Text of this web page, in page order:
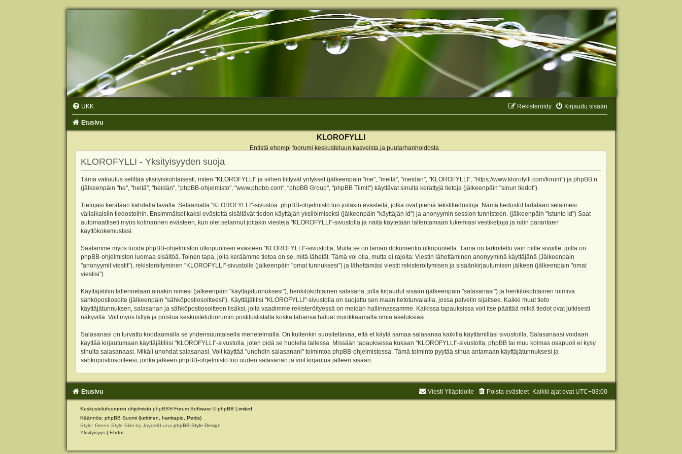
UKK Kirjaudu sisään
Rekisteröidy
Etusivu
KLOROFYLLI
Entistä ehompi foorumi keskusteluun kasveista ja puutarhanhoidosta
KLOROFYLLI - Yksityisyyden suoja
Tämä vakuutus selittää yksityiskohtaisesti, miten "KLOROFYLLI" ja siihen liittyvät yritykset (jälkeenpäin "me", "meitä", "meidän", "KLOROFYLLI", "https://www.klorofylli.com/forum") ja phpBB:n
(jälkeenpäin "he", "heitä", "heidän", "phpBB-ohjelmisto", "www.phpbb.com", "phpBB Group", "phpBB Tiimit") käyttävät sinulta kerättyjä tietoja (jälkeenpäin "sinun tiedot").
Tietojasi kerätään kahdella tavalla: Selaamalla "KLOROFYLLI"-sivustoa. phpBB-ohjelmisto luo joitakin evästeitä, jotka ovat pieniä tekstitiedostoja. Nämä tiedostot ladataan selaimesi
väliaikaisiin tiedostoihin. Ensimmäiset kaksi evästettä sisältävät tiedon käyttäjän yksilöimiseksi (jälkeenpäin "käyttäjän id") ja anonyymin session tunnisteen. (jälkeenpäin "istunto id") Saat
automaattiseti myös kolmannen evästeen, kun olet selannut joitakin viestejä "KLOROFYLLI"-sivustolla ja näitä käytetään tallentamaan lukemiasi vestiketjuja ja näin parantaen
käyttökokemustasi.
Saatamme myös luoda phpBB-ohjelmiston ulkopuolisen evästeen "KLOROFYLLI"-sivustolta, Mutta se on tämän dokumentin ulkopuolella. Tämä on tarkoitettu vain niille sivuille, joilla on
phpBB-ohjelmiston luomaa sisältöä. Toinen tapa, jolla keräämme tietoa on se, mitä lähetät. Tämä voi olla, mutta ei rajoita: Viestin lähettäminen anonyyminä käyttäjänä (Jälkeenpäin
"anonyymit viestit"), rekisteröityminen "KLOROFYLLI"-sivustolle (jälkeenpäin "omat tunnuksesi") ja lähettämäsi viestit rekisteröitymisen ja sisäänkirjautumisen jälkeen (jälkeenpäin "omat
viestisi").
Käyttäjätiliin tallennetaan ainakin nimesi (jälkeenpäin "käyttäjätunnuksesi"), henkilökohtainen salasana, jolla kirjaudut sisään (jälkeenpäin "salasanasi") ja henkilökohtainen toimiva
sähköpostiosoite (jälkeenpäin "sähköpostiosoitteesi"). Käyttäjätilisi "KLOROFYLLI"-sivustolla on suojattu sen maan tietoturvalailla, jossa palvelin sijaitsee. Kaikki muut tieto
käyttäjätunnuksen, salasanan ja sähköpostiosoitteen lisäksi, joita vaadimme rekisteröityessä on meidän hallinnassamme. Kaikissa tapauksissa voit itse päättää mitkä tiedot ovat julkisesti
näkyvillä. Voit myös liittyä ja poistua keskustelufoorumin postituslistalta koska tahansa haluat muokkaamalla omia asetuksiasi.
Salasanasi on turvattu koodaamalla se yhdensuuntaisella menetelmällä. On kuitenkin suositeltavaa, että et käytä samaa salasanaa kaikilla käyttämilläsi sivustoilla. Salasanaasi voidaan
käyttää kirjautumaan käyttäjätiliisi "KLOROFYLLI"-sivustolla, joten pidä se huolella tallessa. Missään tapauksessa kukaan "KLOROFYLLI"-sivustolta, phpBB tai muu kolmas osapuoli ei kysy
sinulta salasanaasi. Mikäli unohdat salasanasi. Voit käyttää "unohdin salasanani" toimintoa phpBB-ohjelmistossa. Tämä toiminto pyytää sinua antamaan käyttäjätunnuksesi ja
sähköpostiosoitteesi, jonka jälkeen phpBB-ohjelmisto luo uuden salasanan ja voit kirjautua jälleen sisään.
Etusivu Kaikki ajat ovat UTC+03:00
Poista evästeet
Viesti Ylläpidolle
Keskustelufoorumin ohjelmisto phpBB® Forum Software © phpBB Limited
Käännös: phpBB Suomi (lurttinen, harritapio, Pettis)
Style: Green-Style-Slim by Joyce&Luna phpBB-Style-Design
Yksityisyys | Ehdot